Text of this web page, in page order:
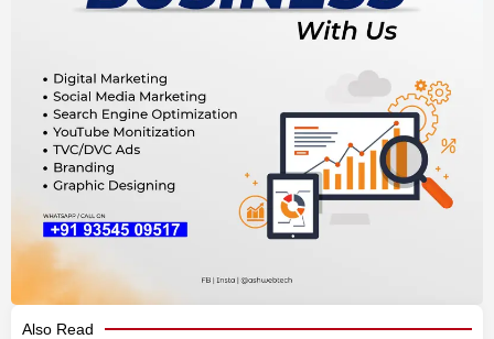
Also Read